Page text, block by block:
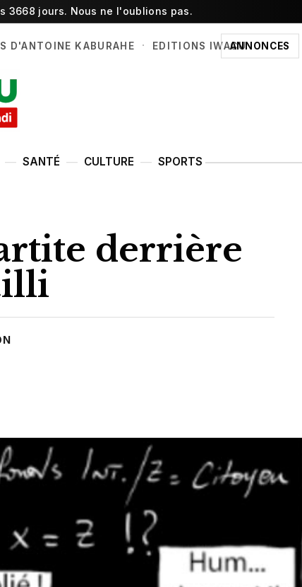
3668 jours. Nous ne l'oublions pas.
ANNONCES
D'ANTOINE KABURAHE · EDITIONS IWACU
SANTÉ CULTURE SPORTS
derrière